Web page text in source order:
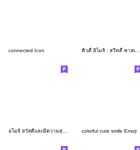
connected Icon คิวตี้ อิโมจิ : สวีทตี้ พาสเทล
colorful cute smile Emoji